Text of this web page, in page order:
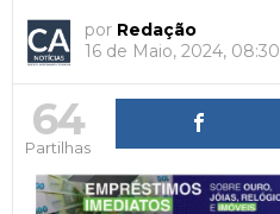
por Redação
16 de Maio, 2024, 08:30
64
Partilhas